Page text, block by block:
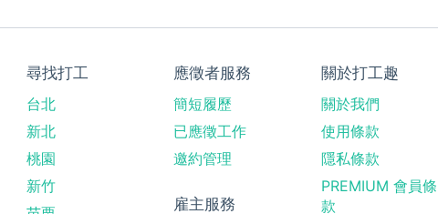
尋找打工
台北
新北
桃園
新竹
應徵者服務
簡短履歷
已應徵工作
邀約管理
雇主服務
關於打工趣
關於我們
使用條款
隱私條款
PREMIUM 會員條
款